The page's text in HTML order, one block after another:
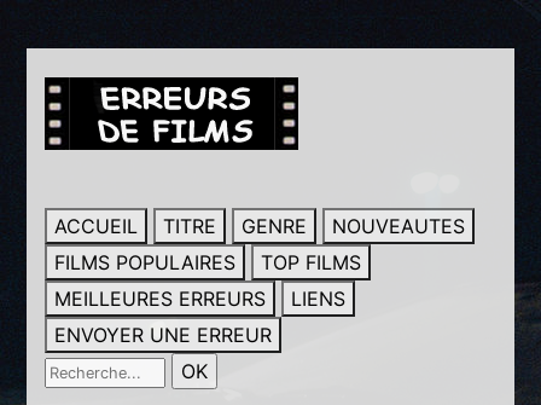
ACCUEIL TITRE GENRE
NOUVEAUTES
FILMS POPULAIRES
TOP FILMS
MEILLEURES ERREURS
LIENS
ENVOYER UNE ERREUR